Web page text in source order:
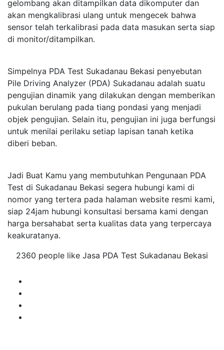
gelombang akan ditampilkan data dikomputer dan
akan mengkalibrasi ulang untuk mengecek bahwa
sensor telah terkalibrasi pada data masukan serta siap
di monitor/ditampilkan.
Simpelnya PDA Test Sukadanau Bekasi penyebutan
Pile Driving Analyzer (PDA) Sukadanau adalah suatu
pengujian dinamik yang dilakukan dengan memberikan
pukulan berulang pada tiang pondasi yang menjadi
objek pengujian. Selain itu, pengujian ini juga berfungsi
untuk menilai perilaku setiap lapisan tanah ketika
diberi beban.
Jadi Buat Kamu yang membutuhkan Pengunaan PDA
Test di Sukadanau Bekasi segera hubungi kami di
nomor yang tertera pada halaman website resmi kami,
siap 24jam hubungi konsultasi bersama kami dengan
harga bersahabat serta kualitas data yang terpercaya
keakuratanya.
2360 people like Jasa PDA Test Sukadanau Bekasi